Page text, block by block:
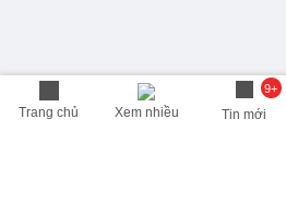
Trang chủ Xem nhiều
9+
Tin mới